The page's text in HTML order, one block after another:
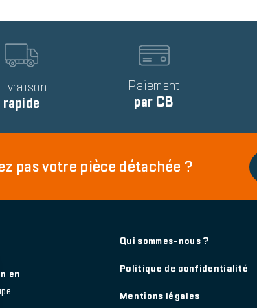
rapide
Paiement
par CB
pas votre pièce détachée ?
en
Footer
main
Qui sommes-nous ?
Politique de confidentialité
Mentions légales